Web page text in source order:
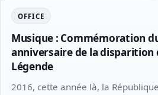
OFFICE
Musique : Commémoration
anniversaire de la disparition
Légende
2016, cette année là, la